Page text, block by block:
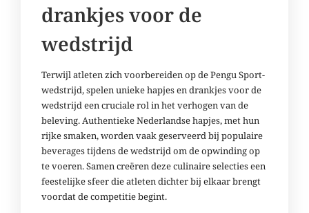
drankjes voor de
wedstrijd
Terwijl atleten zich voorbereiden op de Pengu Sport-
wedstrijd, spelen unieke hapjes en drankjes voor de
wedstrijd een cruciale rol in het verhogen van de
beleving. Authentieke Nederlandse hapjes, met hun
rijke smaken, worden vaak geserveerd bij populaire
beverages tijdens de wedstrijd om de opwinding op
te voeren. Samen creëren deze culinaire selecties een
feestelijke sfeer die atleten dichter bij elkaar brengt
voordat de competitie begint.